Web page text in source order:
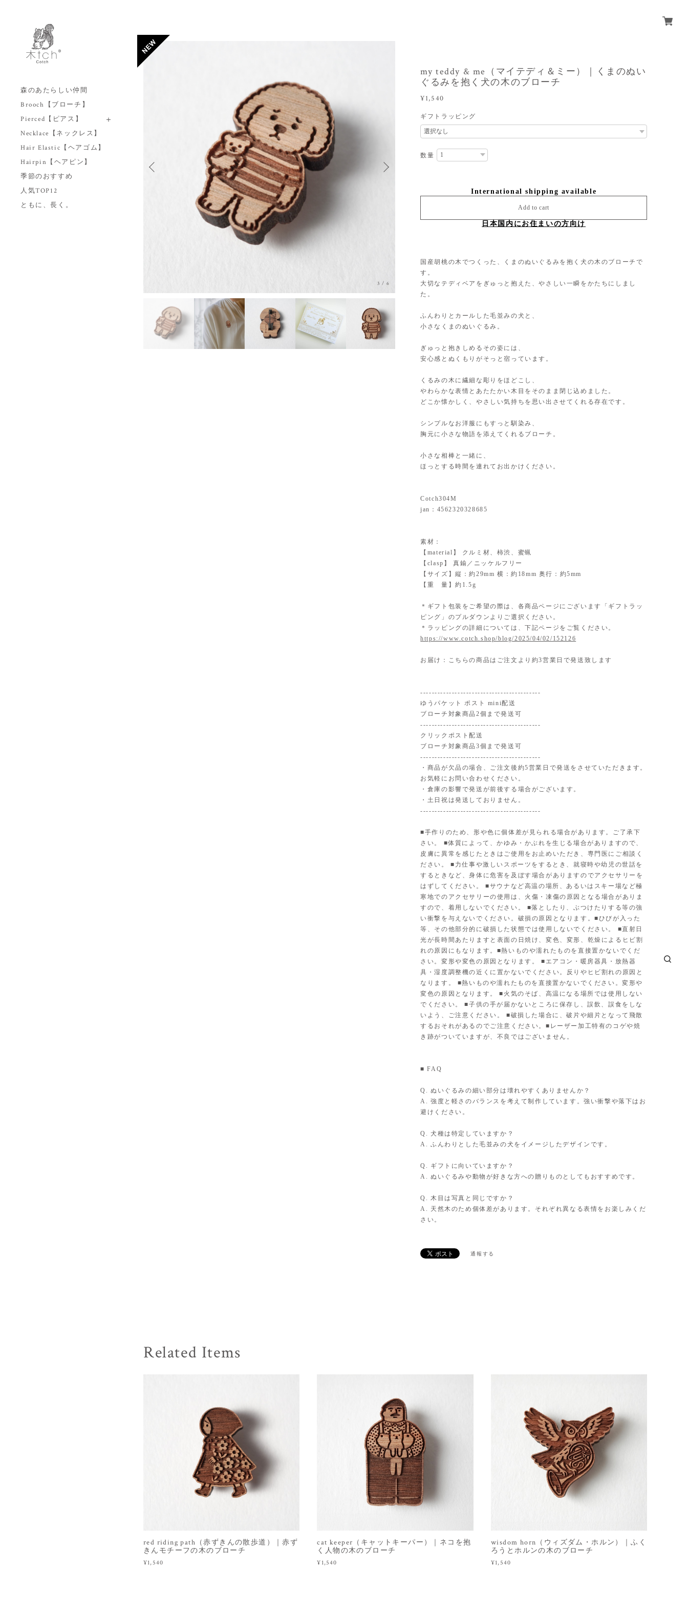
森のあたらしい仲間
Brooch【ブローチ】
Pierced【ピアス】
Necklace【ネックレス】
Hair Elastic【ヘアゴム】
Hairpin【ヘアピン】
季節のおすすめ
人気TOP12
ともに、長く。
3 /6
my teddy & me（マイテディ＆ミー）｜くまのぬい
ぐるみを抱く犬の木のブローチ
¥1,540
ギフトラッピング
数量
International shipping available
Add to cart
日本国内にお住まいの方向け
国産胡桃の木でつくった、くまのぬいぐるみを抱く犬の木のブローチで
す。
大切なテディベアをぎゅっと抱えた、やさしい一瞬をかたちにしまし
た。
ふんわりとカールした毛並みの犬と、
小さなくまのぬいぐるみ。
ぎゅっと抱きしめるその姿には、
安心感とぬくもりがそっと宿っています。
くるみの木に繊細な彫りをほどこし、
やわらかな表情とあたたかい木目をそのまま閉じ込めました。
どこか懐かしく、やさしい気持ちを思い出させてくれる存在です。
シンプルなお洋服にもすっと馴染み、
胸元に小さな物語を添えてくれるブローチ。
小さな相棒と一緒に、
ほっとする時間を連れてお出かけください。
Cotch304M
jan：4562320328685
素材：
【material】 クルミ材、柿渋、蜜蝋
【clasp】 真鍮／ニッケルフリー
【サイズ】縦：約29mm 横：約18mm 奥行：約5mm
【重 量】約1.5g
＊ギフト包装をご希望の際は、各商品ページにございます「ギフトラッ
ピング」のプルダウンよりご選択ください。
＊ラッピングの詳細については、下記ページをご覧ください。
https://www.cotch.shop/blog/2025/04/02/152126
お届け：こちらの商品はご注文より約3営業日で発送致します
------------------------------------------
ゆうパケット ポスト mini配送
ブローチ対象商品2個まで発送可
------------------------------------------
クリックポスト配送
ブローチ対象商品3個まで発送可
------------------------------------------
・商品が欠品の場合、ご注文後約5営業日で発送をさせていただきます。
お気軽にお問い合わせください。
・倉庫の影響で発送が前後する場合がございます。
・土日祝は発送しておりません。
------------------------------------------
■手作りのため、形や色に個体差が見られる場合があります。ご了承下
さい。 ■体質によって、かゆみ・かぶれを生じる場合がありますので、
皮膚に異常を感じたときはご使用をお止めいただき、専門医にご相談く
ださい。 ■力仕事や激しいスポーツをするとき、就寝時や幼児の世話を
するときなど、身体に危害を及ぼす場合がありますのでアクセサリーを
はずしてください。 ■サウナなど高温の場所、あるいはスキー場など極
寒地でのアクセサリーの使用は、火傷・凍傷の原因となる場合がありま
すので、着用しないでください。 ■落としたり、ぶつけたりする等の強
い衝撃を与えないでください。破損の原因となります。■ひびが入った
等、その他部分的に破損した状態では使用しないでください。 ■直射日
光が長時間あたりますと表面の日焼け、変色、変形、乾燥によるヒビ割
れの原因にもなります。■熱いものや濡れたものを直接置かないでくだ
さい。変形や変色の原因となります。 ■エアコン・暖房器具・放熱器
具・湿度調整機の近くに置かないでください。反りやヒビ割れの原因と
なります。 ■熱いものや濡れたものを直接置かないでください。変形や
変色の原因となります。 ■火気のそば、高温になる場所では使用しない
でください。 ■子供の手が届かないところに保存し、誤飲、誤食をしな
いよう、ご注意ください。 ■破損した場合に、破片や細片となって飛散
するおそれがあるのでご注意ください。■レーザー加工特有のコゲや焼
き跡がついていますが、不良ではございません。
■ FAQ
Q. ぬいぐるみの細い部分は壊れやすくありませんか？
A. 強度と軽さのバランスを考えて制作しています。強い衝撃や落下はお
避けください。
Q. 犬種は特定していますか？
A. ふんわりとした毛並みの犬をイメージしたデザインです。
Q. ギフトに向いていますか？
A. ぬいぐるみや動物が好きな方への贈りものとしてもおすすめです。
Q. 木目は写真と同じですか？
A. 天然木のため個体差があります。それぞれ異なる表情をお楽しみくだ
さい。
通報する
Related Items
red riding path（赤ずきんの散歩道）｜赤ず
きんモチーフの木のブローチ
¥1,540
cat keeper（キャットキーパー）｜ネコを抱
く人物の木のブローチ
¥1,540
wisdom horn（ウィズダム・ホルン）｜ふく
ろうとホルンの木のブローチ
¥1,540